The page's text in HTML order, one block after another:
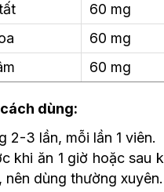
60 mg
60 mg
60 mg
dùng:
2-3 lần, mỗi lần 1 viên.
khi ăn 1 giờ hoặc sau
nên dùng thường xuyên.